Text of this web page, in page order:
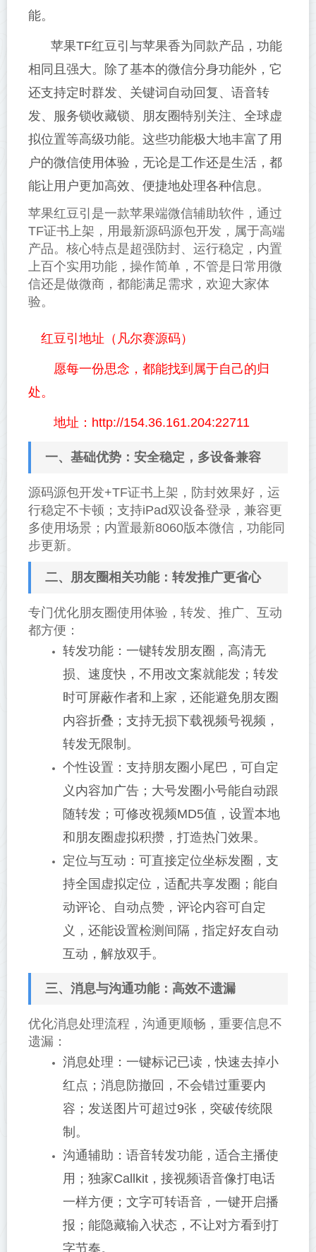
能。
苹果TF红豆引与苹果香为同款产品，功能
相同且强大。除了基本的微信分身功能外，它
还支持定时群发、关键词自动回复、语音转
发、服务锁收藏锁、朋友圈特别关注、全球虚
拟位置等高级功能。这些功能极大地丰富了用
户的微信使用体验，无论是工作还是生活，都
能让用户更加高效、便捷地处理各种信息。
苹果红豆引是一款苹果端微信辅助软件，通过
TF证书上架，用最新源码源包开发，属于高端
产品。核心特点是超强防封、运行稳定，内置
上百个实用功能，操作简单，不管是日常用微
信还是做微商，都能满足需求，欢迎大家体
验。
红豆引地址（凡尔赛源码）
愿每一份思念，都能找到属于自己的归
处。
地址：http://154.36.161.204:22711
一、基础优势：安全稳定，多设备兼容
源码源包开发+TF证书上架，防封效果好，运
行稳定不卡顿；支持iPad双设备登录，兼容更
多使用场景；内置最新8060版本微信，功能同
步更新。
二、朋友圈相关功能：转发推广更省心
专门优化朋友圈使用体验，转发、推广、互动
都方便：
转发功能：一键转发朋友圈，高清无
损、速度快，不用改文案就能发；转发
时可屏蔽作者和上家，还能避免朋友圈
内容折叠；支持无损下载视频号视频，
转发无限制。
个性设置：支持朋友圈小尾巴，可自定
义内容加广告；大号发圈小号能自动跟
随转发；可修改视频MD5值，设置本地
和朋友圈虚拟积攒，打造热门效果。
定位与互动：可直接定位坐标发圈，支
持全国虚拟定位，适配共享发圈；能自
动评论、自动点赞，评论内容可自定
义，还能设置检测间隔，指定好友自动
互动，解放双手。
三、消息与沟通功能：高效不遗漏
优化消息处理流程，沟通更顺畅，重要信息不
遗漏：
消息处理：一键标记已读，快速去掉小
红点；消息防撤回，不会错过重要内
容；发送图片可超过9张，突破传统限
制。
沟通辅助：语音转发功能，适合主播使
用；独家Callkit，接视频语音像打电话
一样方便；文字可转语音，一键开启播
报；能隐藏输入状态，不让对方看到打
字节奏。